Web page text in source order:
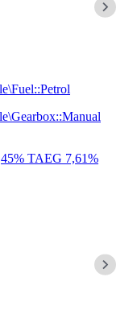
TAEG 7,61%